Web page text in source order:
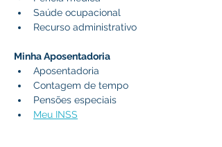
Saúde ocupacional
Recurso administrativo
Minha Aposentadoria
Aposentadoria
Contagem de tempo
Pensões especiais
Meu INSS